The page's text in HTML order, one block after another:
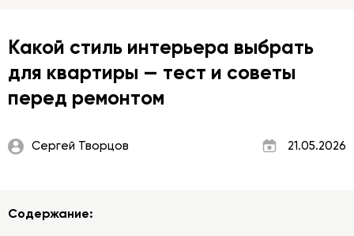
Какой стиль интерьера выбрать
для квартиры — тест и советы
перед ремонтом
Сергей Творцов 21.05.2026
Содержание: